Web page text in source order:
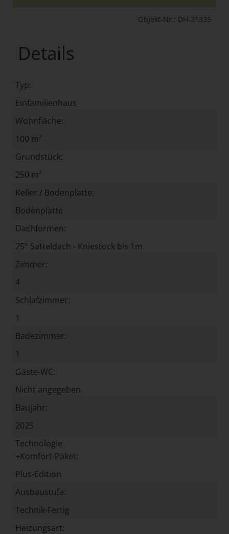
Objekt-Nr.: DH-31335
Details
Typ:
Einfamilienhaus
Wohnfläche:
100 m²
Grundstück:
250 m²
Keller / Bodenplatte:
Bodenplatte
Dachformen:
25° Satteldach - Kniestock bis 1m
Zimmer:
4
Schlafzimmer:
1
Badezimmer:
1
Gäste-WC:
Nicht angegeben
Baujahr:
2025
Technologie
+Komfort-Paket:
Plus-Edition
Ausbaustufe:
Technik-Fertig
Heizungsart: